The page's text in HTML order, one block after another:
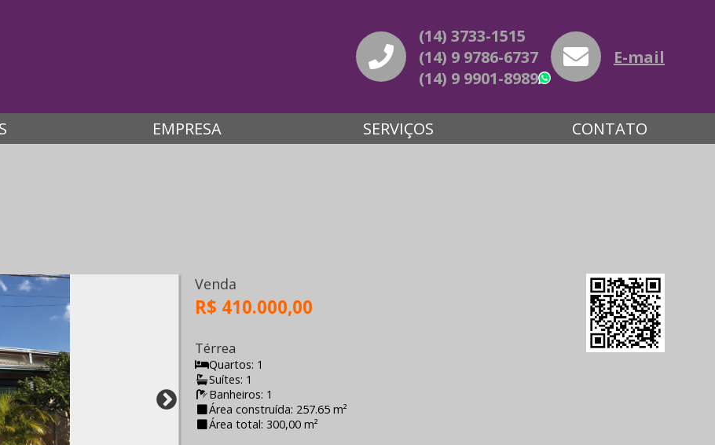
(14) 3733-1515
(14) 9 9786-6737
(14) 9 9901-8989
WhatsApp
E-mail
EMPRESA SERVIÇOS CONTATO
Venda
R$ 410.000,00
Térrea
Quartos: 1
Suítes: 1
Banheiros: 1
Área construída: 257.65 m²
Área total: 300,00 m²